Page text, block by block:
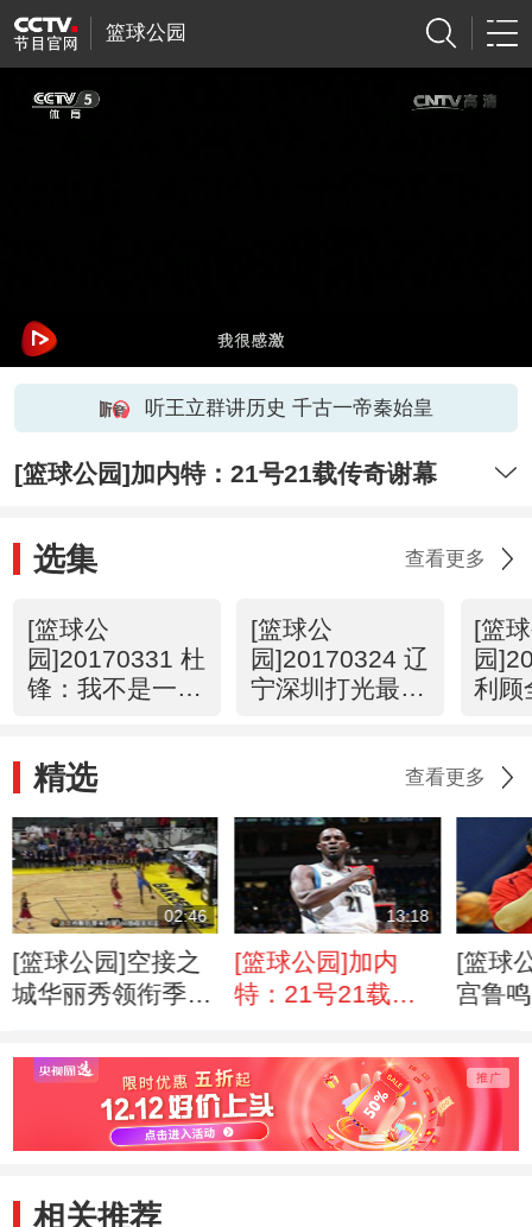
篮球公园
听王立群讲历史 千古一帝秦始皇
[篮球公园]加内特：21号21载传奇谢幕
选集 查看更多
[篮球公
园]20170331 杜
锋：我不是一个
[篮球公
园]20170324 辽
宁深圳打光最后
[篮
园
利顾
精选 查看更多
02:46
[篮球公园]空接之
城华丽秀领衔季前
13:18
[篮球公园]加内
特：21号21载传
[篮球
宫鲁
相关推荐